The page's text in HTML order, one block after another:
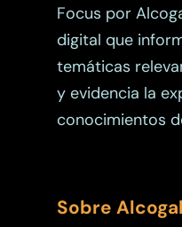
Focus por
digital que
temáticas
y evidencia la
conocimientos
Sobre Alcogal